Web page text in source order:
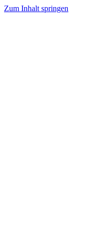
Zum Inhalt springen